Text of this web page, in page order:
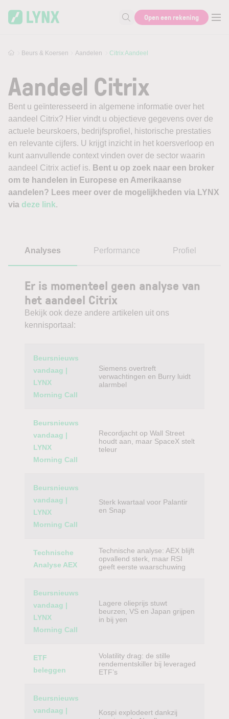
Zoek naar informatie
Open een rekening
Beurs & Koersen Aandelen Citrix Aandeel
Aandeel Citrix
Bent u geïnteresseerd in algemene informatie over het
aandeel Citrix? Hier vindt u objectieve gegevens over de
actuele beurskoers, bedrijfsprofiel, historische prestaties
en relevante cijfers. U krijgt inzicht in het koersverloop en
kunt aanvullende context vinden over de sector waarin
aandeel Citrix actief is. Bent u op zoek naar een broker
om te handelen in Europese en Amerikaanse
aandelen? Lees meer over de mogelijkheden via LYNX
via deze link.
Analyses Performance Profiel
Er is momenteel geen analyse van
het aandeel Citrix
Bekijk ook deze andere artikelen uit ons
kennisportaal:
Category
Beursnieuws
vandaag |
LYNX
Morning Call
Siemens overtreft
verwachtingen en Burry luidt
alarmbel
Beursnieuws
vandaag |
LYNX
Morning Call
Recordjacht op Wall Street
houdt aan, maar SpaceX stelt
teleur
Beursnieuws
vandaag |
LYNX
Morning Call
Sterk kwartaal voor Palantir
en Snap
Technische
Analyse AEX
Technische analyse: AEX blijft
opvallend sterk, maar RSI
geeft eerste waarschuwing
Beursnieuws
vandaag |
LYNX
Morning Call
Lagere olieprijs stuwt
beurzen, VS en Japan grijpen
in bij yen
ETF
beleggen
Volatility drag: de stille
rendementskiller bij leveraged
ETF’s
Beursnieuws
vandaag |
Kospi explodeert dankzij